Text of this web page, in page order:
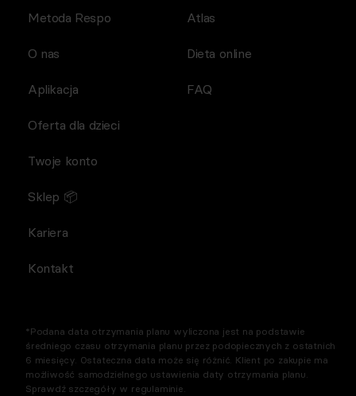
Metoda Respo
O nas
Aplikacja
Atlas
Dieta online
FAQ
Oferta dla dzieci
Twoje konto
Sklep 📦
Kariera
Kontakt
*Podana data otrzymania planu wyliczona jest na podstawie
średniego czasu otrzymania planu przez podopiecznych z ostatnich
6 miesięcy. Ostateczna data może się różnić. Klient po zakupie ma
możliwość samodzielnego ustawienia daty otrzymania planu.
Sprawdź szczegóły w regulaminie.